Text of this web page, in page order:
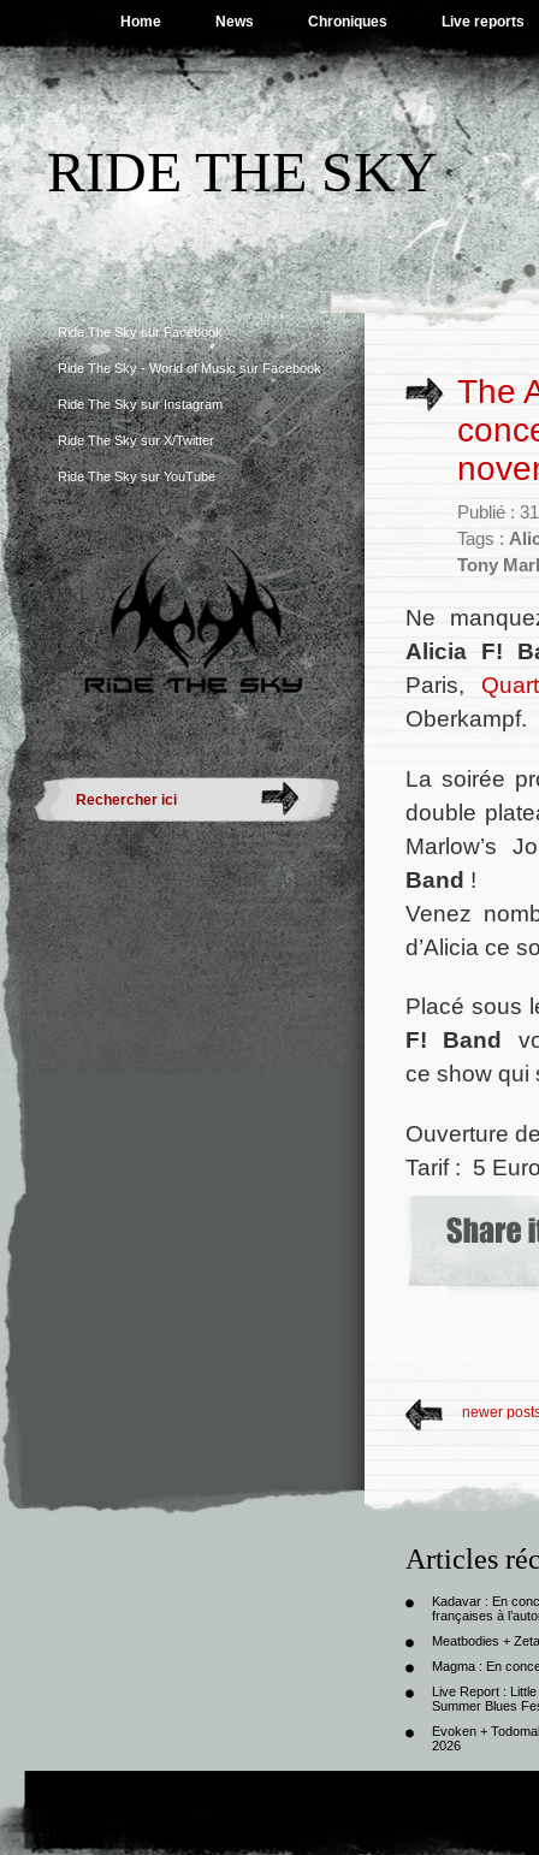
Home News Chroniques Live reports
RIDE THE SKY
Ride The Sky sur Facebook
Ride The Sky - World of Music sur Facebook
Ride The Sky sur Instagram
Ride The Sky sur X/Twitter
Ride The Sky sur YouTube
The
Publié :
Tags :
Tony
Ne
Alicia F!
Paris,
Oberkampf.
La soirée
double
Marlow’s
Band !
Venez
d’Alicia ce
Placé sous
F! Band
ce show qui
Ouverture
Tarif : 5
newer
Articles
Kadavar : En
françaises à
Meatbodies +
Magma : En
Live Report :
Summer Blues
Evoken +
2026